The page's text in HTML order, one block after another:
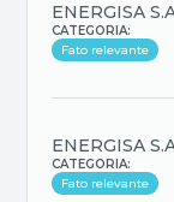
ENERGISA
CATEGORIA:
Fato relevante
ENERGISA
CATEGORIA:
Fato relevante